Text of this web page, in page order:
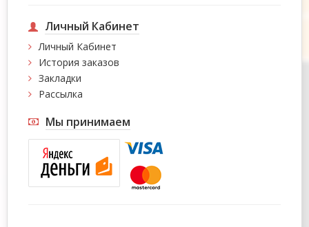
Личный Кабинет
Личный Кабинет
История заказов
Закладки
Рассылка
Мы принимаем